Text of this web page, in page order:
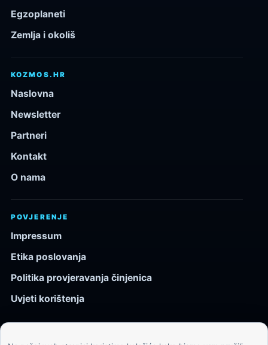
Egzoplaneti
Zemlja i okoliš
KOZMOS.HR
Naslovna
Newsletter
Partneri
Kontakt
O nama
POVJERENJE
Impressum
Etika poslovanja
Politika provjeravanja činjenica
Uvjeti korištenja